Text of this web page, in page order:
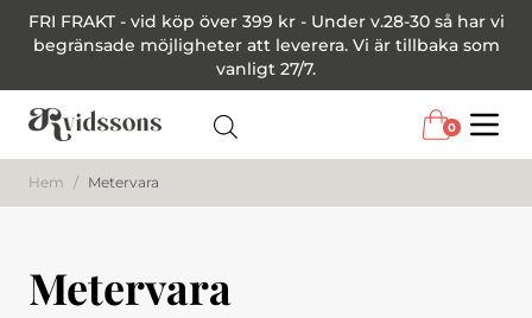
FRI FRAKT - vid köp över 399 kr - Under v.28-30 så har vi
begränsade möjligheter att leverera. Vi är tillbaka som
vanligt 27/7.
0
Hem / Metervara
Metervara